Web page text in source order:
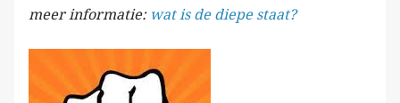
meer informatie: wat is de diepe staat?